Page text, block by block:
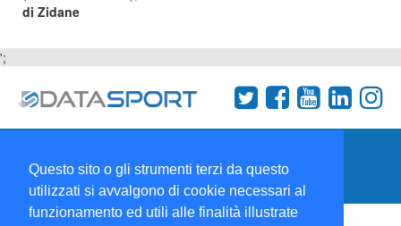
Questo sito o gli strumenti terzi da questo
utilizzati si avvalgono di cookie necessari al
funzionamento ed utili alle finalità illustrate
di Zidane
';
Collabora con noi